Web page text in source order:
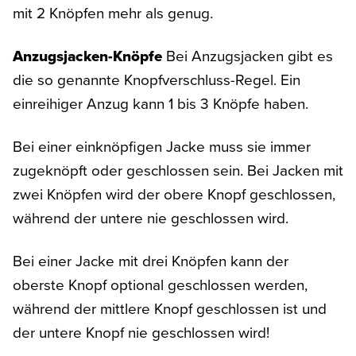
mit 2 Knöpfen mehr als genug.
Anzugsjacken-Knöpfe Bei Anzugsjacken gibt es
die so genannte Knopfverschluss-Regel. Ein
einreihiger Anzug kann 1 bis 3 Knöpfe haben.
Bei einer einknöpfigen Jacke muss sie immer
zugeknöpft oder geschlossen sein. Bei Jacken mit
zwei Knöpfen wird der obere Knopf geschlossen,
während der untere nie geschlossen wird.
Bei einer Jacke mit drei Knöpfen kann der
oberste Knopf optional geschlossen werden,
während der mittlere Knopf geschlossen ist und
der untere Knopf nie geschlossen wird!